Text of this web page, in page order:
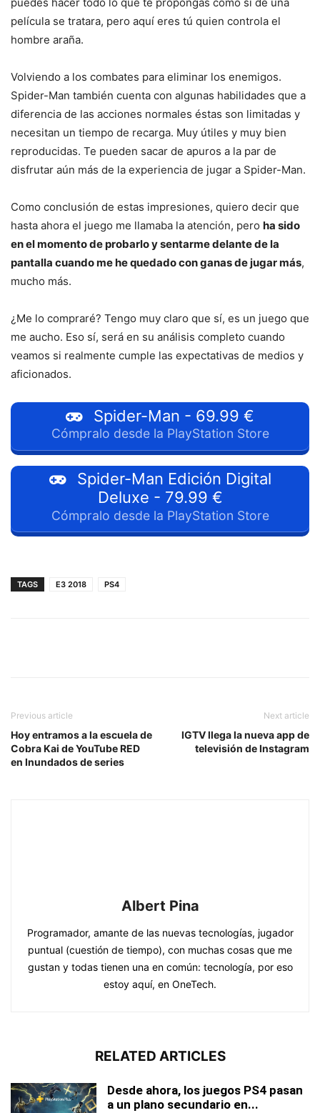
película se tratara, pero aquí eres tú quien controla el
hombre araña.
Volviendo a los combates para eliminar los enemigos.
Spider-Man también cuenta con algunas habilidades que a
diferencia de las acciones normales éstas son limitadas y
necesitan un tiempo de recarga. Muy útiles y muy bien
reproducidas. Te pueden sacar de apuros a la par de
disfrutar aún más de la experiencia de jugar a Spider-Man.
Como conclusión de estas impresiones, quiero decir que
hasta ahora el juego me llamaba la atención, pero ha sido
en el momento de probarlo y sentarme delante de la
pantalla cuando me he quedado con ganas de jugar más,
mucho más.
¿Me lo compraré? Tengo muy claro que sí, es un juego que
me aucho. Eso sí, será en su análisis completo cuando
veamos si realmente cumple las expectativas de medios y
aficionados.
Spider-Man - 69.99 €
Cómpralo desde la PlayStation Store
Spider-Man Edición Digital
Deluxe - 79.99 €
Cómpralo desde la PlayStation Store
TAGS E3 2018 PS4
Previous article
Hoy entramos a la escuela de
Cobra Kai de YouTube RED
en Inundados de series
Next article
IGTV llega la nueva app de
televisión de Instagram
Albert Pina
Programador, amante de las nuevas tecnologías, jugador
puntual (cuestión de tiempo), con muchas cosas que me
gustan y todas tienen una en común: tecnología, por eso
estoy aquí, en OneTech.
RELATED ARTICLES
Desde ahora, los juegos PS4 pasan
a un plano secundario en...